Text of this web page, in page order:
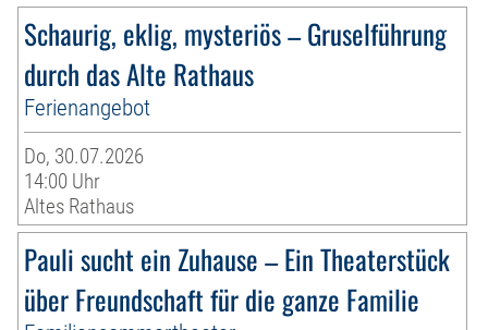
Schaurig, eklig, mysteriös – Gruselführung
durch das Alte Rathaus
Ferienangebot
Do, 30.07.2026
14:00 Uhr
Altes Rathaus
Pauli sucht ein Zuhause – Ein Theaterstück
über Freundschaft für die ganze Familie